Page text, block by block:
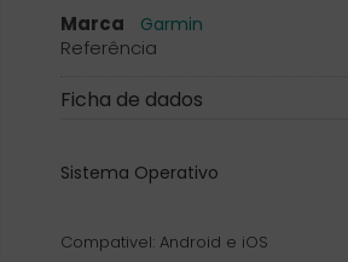
Marca Garmin
Referência
Ficha de dados
Sistema Operativo
Compativel: Android e iOS